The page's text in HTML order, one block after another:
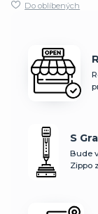
Do oblíbených
S
Bude
Zippo